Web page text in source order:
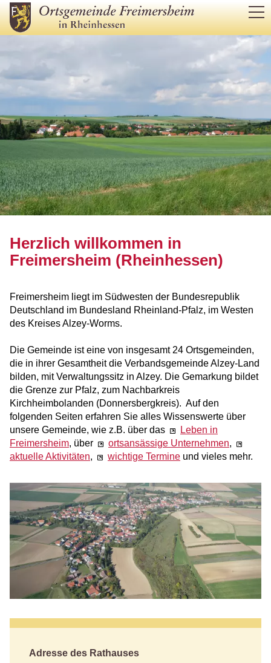
BÜRGERSERVICE
LEBEN IM ORT
TOURISMUS & KULTUR
WIRTSCHAFT
Herzlich willkommen in
Freimersheim (Rheinhessen)
Freimersheim liegt im Südwesten der Bundesrepublik
Deutschland im Bundesland Rheinland-Pfalz, im Westen
des Kreises Alzey-Worms.
Die Gemeinde ist eine von insgesamt 24 Ortsgemeinden,
die in ihrer Gesamtheit die Verbandsgemeinde Alzey-Land
bilden, mit Verwaltungssitz in Alzey. Die Gemarkung bildet
die Grenze zur Pfalz, zum Nachbarkreis
Kirchheimbolanden (Donnersbergkreis). Auf den
folgenden Seiten erfahren Sie alles Wissenswerte über
unsere Gemeinde, wie z.B. über das
Leben in
Freimersheim, über ortsansässige Unternehmen,
aktuelle Aktivitäten, wichtige Termine und vieles mehr.
Adresse des Rathauses